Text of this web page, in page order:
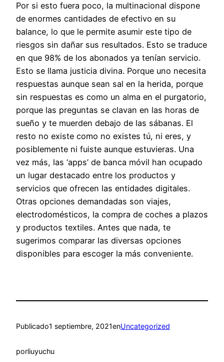
Por si esto fuera poco, la multinacional dispone
de enormes cantidades de efectivo en su
balance, lo que le permite asumir este tipo de
riesgos sin dañar sus resultados. Esto se traduce
en que 98% de los abonados ya tenían servicio.
Esto se llama justicia divina. Porque uno necesita
respuestas aunque sean sal en la herida, porque
sin respuestas es como un alma en el purgatorio,
porque las preguntas se clavan en las horas de
sueño y te muerden debajo de las sábanas. El
resto no existe como no existes tú, ni eres, y
posiblemente ni fuiste aunque estuvieras. Una
vez más, las ‘apps’ de banca móvil han ocupado
un lugar destacado entre los productos y
servicios que ofrecen las entidades digitales.
Otras opciones demandadas son viajes,
electrodomésticos, la compra de coches a plazos
y productos textiles. Antes que nada, te
sugerimos comparar las diversas opciones
disponibles para escoger la más conveniente.
Publicado1 septiembre, 2021enUncategorized
porliuyuchu